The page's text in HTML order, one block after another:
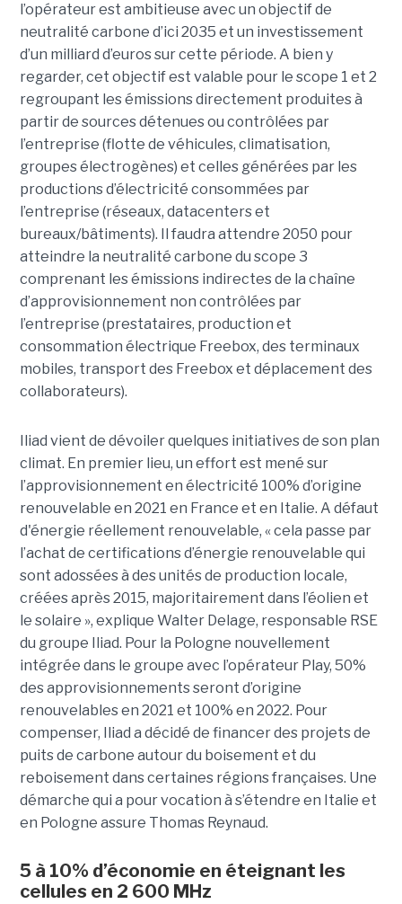
l’opérateur est ambitieuse avec un objectif de
neutralité carbone d’ici 2035 et un investissement
d’un milliard d’euros sur cette période. A bien y
regarder, cet objectif est valable pour le scope 1 et 2
regroupant les émissions directement produites à
partir de sources détenues ou contrôlées par
l’entreprise (flotte de véhicules, climatisation,
groupes électrogènes) et celles générées par les
productions d’électricité consommées par
l’entreprise (réseaux, datacenters et
bureaux/bâtiments). Il faudra attendre 2050 pour
atteindre la neutralité carbone du scope 3
comprenant les émissions indirectes de la chaîne
d’approvisionnement non contrôlées par
l’entreprise (prestataires, production et
consommation électrique Freebox, des terminaux
mobiles, transport des Freebox et déplacement des
collaborateurs).
Iliad vient de dévoiler quelques initiatives de son plan
climat. En premier lieu, un effort est mené sur
l’approvisionnement en électricité 100% d’origine
renouvelable en 2021 en France et en Italie. A défaut
d'énergie réellement renouvelable, « cela passe par
l’achat de certifications d’énergie renouvelable qui
sont adossées à des unités de production locale,
créées après 2015, majoritairement dans l’éolien et
le solaire », explique Walter Delage, responsable RSE
du groupe Iliad. Pour la Pologne nouvellement
intégrée dans le groupe avec l’opérateur Play, 50%
des approvisionnements seront d’origine
renouvelables en 2021 et 100% en 2022. Pour
compenser, Iliad a décidé de financer des projets de
puits de carbone autour du boisement et du
reboisement dans certaines régions françaises. Une
démarche qui a pour vocation à s’étendre en Italie et
en Pologne assure Thomas Reynaud.
5 à 10% d’économie en éteignant les
cellules en 2 600 MHz